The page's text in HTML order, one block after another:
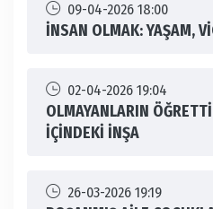
09-04-2026 18:00
İNSAN OLMAK: YAŞAM,
02-04-2026 19:04
OLMAYANLARIN
İÇİNDEKİ İNŞA
26-03-2026 19:19